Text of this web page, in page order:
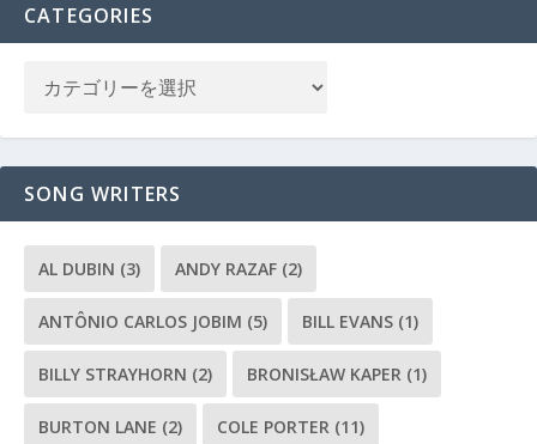
CATEGORIES
SONG WRITERS
AL DUBIN (3) ANDY RAZAF (2)
ANTÔNIO CARLOS JOBIM (5) BILL EVANS (1)
BILLY STRAYHORN (2) BRONISŁAW KAPER (1)
BURTON LANE (2) COLE PORTER (11)